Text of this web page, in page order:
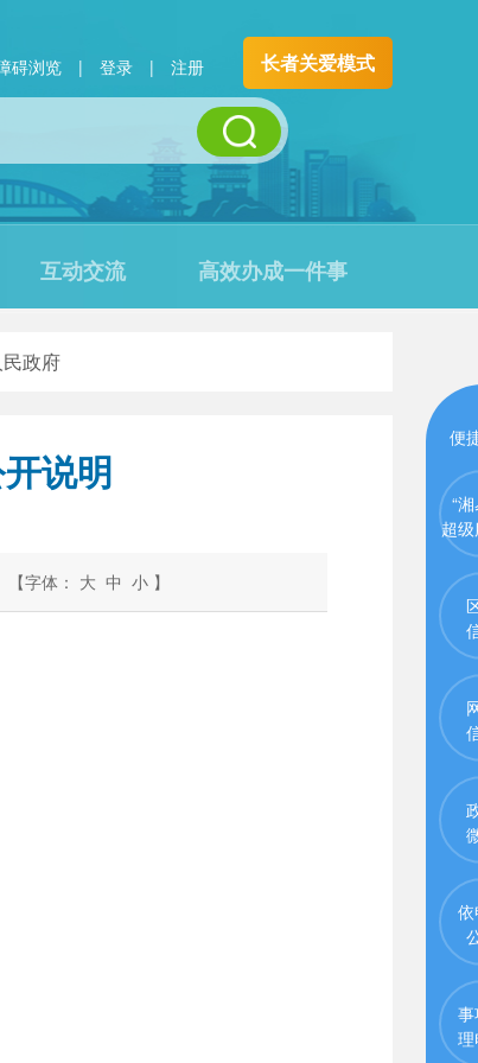
碍浏览 | 登录 | 注册 长者关爱模式
互动交流 高效办成一件事
政府
说明
【字体： 大 中 小 】
便
“
超